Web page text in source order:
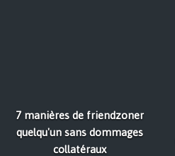
7 manières de friendzoner
quelqu'un sans dommages
collatéraux